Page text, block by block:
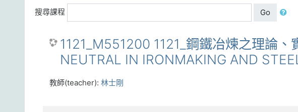
搜尋課程 Go
1121_M551200 1121_鋼鐵冶煉之理論
NEUTRAL IN IRONMAKING AND
教師(teacher): 林士剛